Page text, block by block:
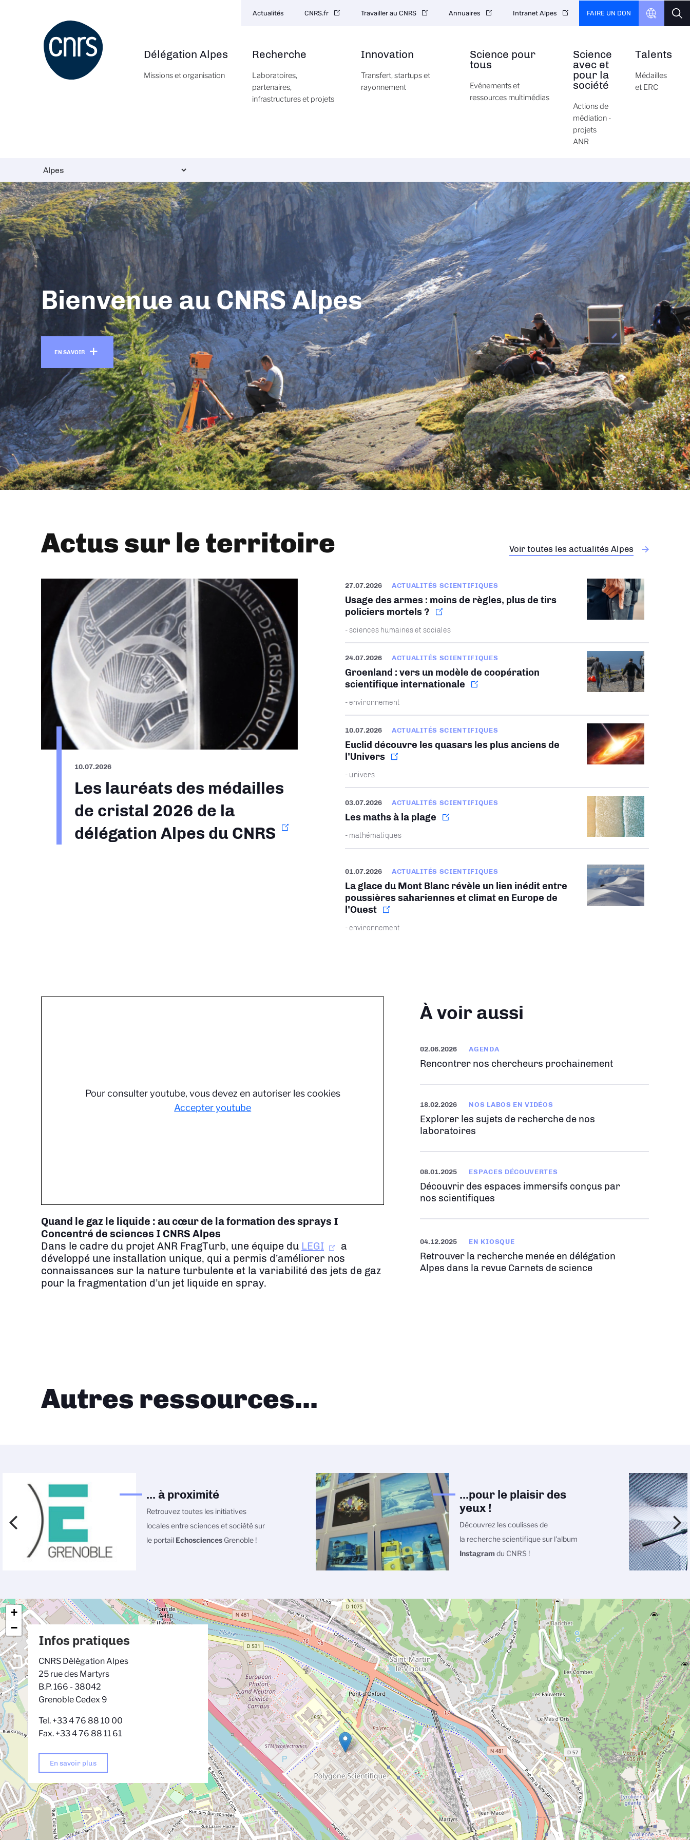
Navigation
principale
Délégation Alpes
Missions et organisation
Recherche
Laboratoires,
partenaires,
infrastructures et projets
Innovation
Transfert, startups et
rayonnement
Science pour
tous
Evénements et
ressources multimédias
Science
avec et
pour la
société
Actions de
médiation -
projets
ANR
Talents
Médailles
et ERC
secondaire
Actualités CNRS.fr Travailler au CNRS Annuaires Intranet Alpes FAIRE UN DON
Bienvenue au CNRS Alpes
EN SAVOIR
Actus sur le territoire Voir toutes les actualités Alpes
10.07.2026
Les lauréats des médailles
de cristal 2026 de la
délégation Alpes du CNRS
27.07.2026 ACTUALITÉS SCIENTIFIQUES
Usage des armes : moins de règles, plus de tirs
policiers mortels ?
- sciences humaines et sociales
24.07.2026 ACTUALITÉS SCIENTIFIQUES
Groenland : vers un modèle de coopération
scientifique internationale
- environnement
10.07.2026 ACTUALITÉS SCIENTIFIQUES
Euclid découvre les quasars les plus anciens de
l’Univers
- univers
03.07.2026 ACTUALITÉS SCIENTIFIQUES
Les maths à la plage
- mathématiques
01.07.2026 ACTUALITÉS SCIENTIFIQUES
La glace du Mont Blanc révèle un lien inédit entre
poussières sahariennes et climat en Europe de
l’Ouest
- environnement
Pour consulter youtube, vous devez en autoriser les cookies
Accepter youtube
Quand le gaz le liquide : au cœur de la formation des sprays I
Concentré de sciences I CNRS Alpes
Dans le cadre du projet ANR FragTurb, une équipe du LEGI
a
développé une installation unique, qui a permis d’améliorer nos
connaissances sur la nature turbulente et la variabilité des jets de gaz
pour la fragmentation d’un jet liquide en spray.
À voir aussi
02.06.2026 AGENDA
Rencontrer nos chercheurs prochainement
18.02.2026 NOS LABOS EN VIDÉOS
Explorer les sujets de recherche de nos
laboratoires
08.01.2025 ESPACES DÉCOUVERTES
Découvrir des espaces immersifs conçus par
nos scientifiques
04.12.2025 EN KIOSQUE
Retrouver la recherche menée en délégation
Alpes dans la revue Carnets de science
Autres ressources...
... à proximité
Retrouvez toutes les initiatives
locales entre sciences et société sur
le portail Echosciences Grenoble !
...pour le plaisir des
yeux !
Découvrez les coulisses de
la recherche scientifique sur l'album
Instagramdu CNRS !
+
−
Infos pratiques
CNRS Délégation Alpes
25 rue des Martyrs
B.P. 166 - 38042
Grenoble Cedex 9
Tel. +33 4 76 88 10 00
Fax. +33 4 76 88 11 61
En savoir plus